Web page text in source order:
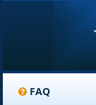
FAQ